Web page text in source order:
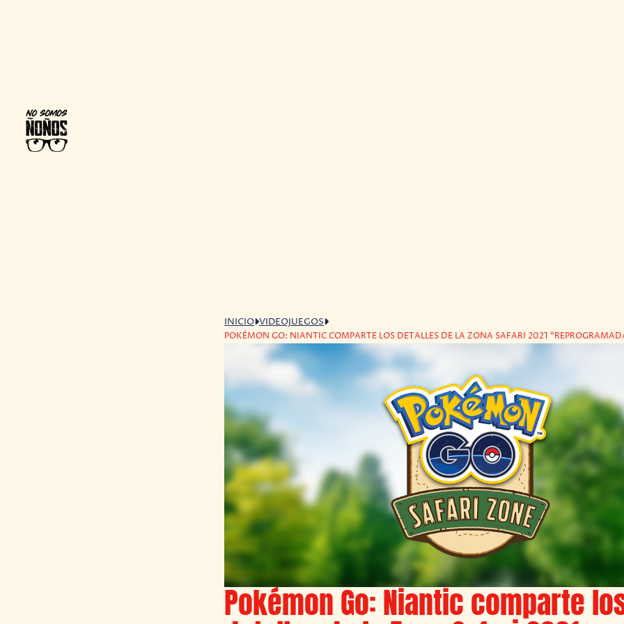
INICIO VIDEOJUEGOS
POKÉMON GO: NIANTIC COMPARTE LOS DETALLES DE LA ZONA SAFARI 2021
Pokémon Go: Niantic comparte